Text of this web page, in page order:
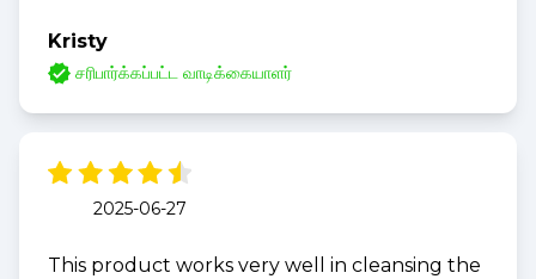
Kristy
சரிபார்க்கப்பட்ட வாடிக்கையாளர்
2025-06-27
This product works very well in cleansing the